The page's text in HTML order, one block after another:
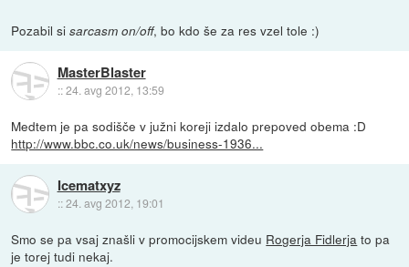
Pozabil sisarcasm on/off, bo kdo še za res vzel tole :)
MasterBlaster
::24. avg 2012, 13:59
Medtem je pa sodišče v južni koreji izdalo prepoved obema :D
http://www.bbc.co.uk/news/business-1936...
Icematxyz
::24. avg 2012, 19:01
Smo se pa vsaj znašli v promocijskem videu Rogerja Fidlerja to pa
je torej tudi nekaj.